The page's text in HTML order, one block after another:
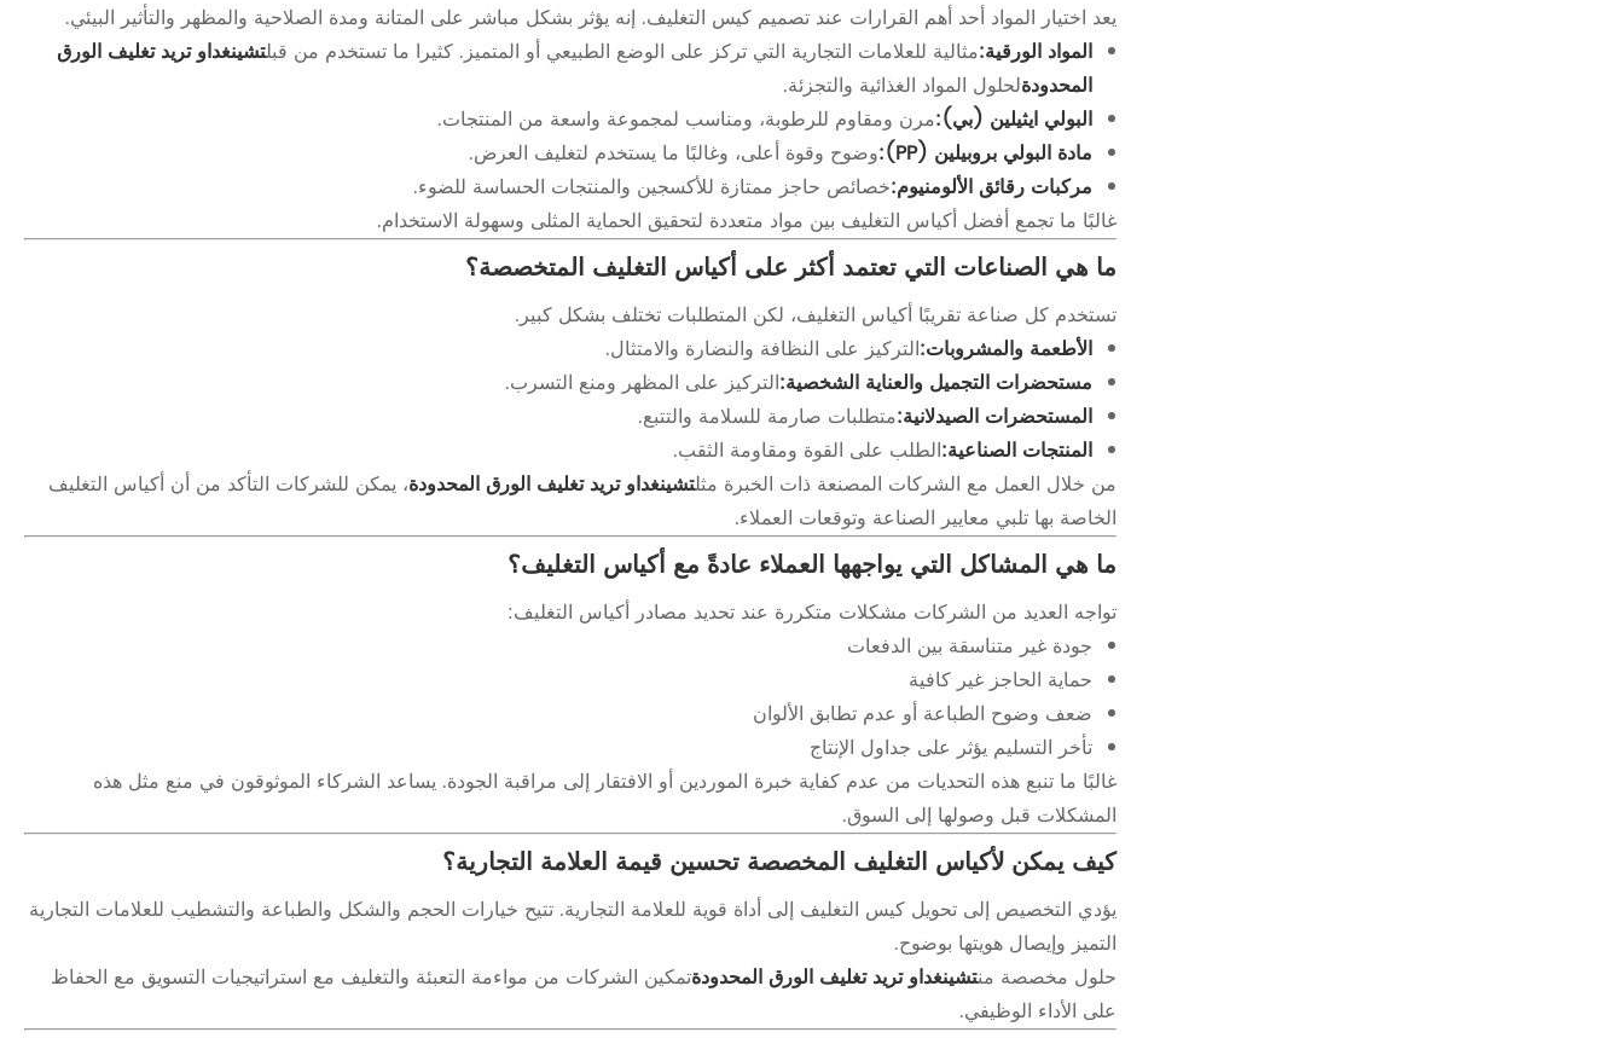
يعد اختيار المواد أحد أهم القرارات عند تصميم كيس التغليف. إنه يؤثر بشكل مباشر على المتانة ومدة الصلاحية والمظهر والتأثير البيئي.
المواد الورقية:مثالية للعلامات التجارية التي تركز على الوضع الطبيعي أو المتميز. كثيرا ما تستخدم من قبلتشينغداو تريد تغليف الورق
المحدودةلحلول المواد الغذائية والتجزئة.
البولي ايثيلين (بي):مرن ومقاوم للرطوبة، ومناسب لمجموعة واسعة من المنتجات.
مادة البولي بروبيلين (PP):
وضوح وقوة أعلى، وغالبًا ما يستخدم لتغليف العرض.
مركبات رقائق الألومنيوم:خصائص حاجز ممتازة للأكسجين والمنتجات الحساسة للضوء.
غالبًا ما تجمع أفضل أكياس التغليف بين مواد متعددة لتحقيق الحماية المثلى وسهولة الاستخدام.
ما هي الصناعات التي تعتمد أكثر على أكياس التغليف المتخصصة؟
تستخدم كل صناعة تقريبًا أكياس التغليف، لكن المتطلبات تختلف بشكل كبير.
الأطعمة والمشروبات:التركيز على النظافة والنضارة والامتثال.
مستحضرات التجميل والعناية الشخصية:التركيز على المظهر ومنع التسرب.
المستحضرات الصيدلانية:متطلبات صارمة للسلامة والتتبع.
المنتجات الصناعية:الطلب على القوة ومقاومة الثقب.
من خلال العمل مع الشركات المصنعة ذات الخبرة مثلتشينغداو تريد تغليف الورق المحدودة، يمكن للشركات التأكد من أن أكياس التغليف
الخاصة بها تلبي معايير الصناعة وتوقعات العملاء.
ما هي المشاكل التي يواجهها العملاء عادةً مع أكياس التغليف؟
تواجه العديد من الشركات مشكلات متكررة عند تحديد مصادر أكياس التغليف:
جودة غير متناسقة بين الدفعات
حماية الحاجز غير كافية
ضعف وضوح الطباعة أو عدم تطابق الألوان
تأخر التسليم يؤثر على جداول الإنتاج
غالبًا ما تنبع هذه التحديات من عدم كفاية خبرة الموردين أو الافتقار إلى مراقبة الجودة. يساعد الشركاء الموثوقون في منع مثل هذه
المشكلات قبل وصولها إلى السوق.
كيف يمكن لأكياس التغليف المخصصة تحسين قيمة العلامة التجارية؟
يؤدي التخصيص إلى تحويل كيس التغليف إلى أداة قوية للعلامة التجارية. تتيح خيارات الحجم والشكل والطباعة والتشطيب للعلامات التجارية
التميز وإيصال هويتها بوضوح.
حلول مخصصة منتشينغداو تريد تغليف الورق المحدودةتمكين الشركات من مواءمة التعبئة والتغليف مع استراتيجيات التسويق مع الحفاظ
على الأداء الوظيفي.